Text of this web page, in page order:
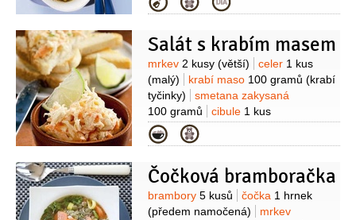
2 kusy
cibule1 kus
smetana na
80 gramů
muškátový květ(mletý)
Salát s krabím masem
Suroviny
mrkev 2 kusy (větší) celer 1 kus
(malý)
krabí maso 100 gramů (krabí
tyčinky)
smetana zakysaná
100 gramů
cibule 1 kus
(malá)
cibulka jarní
1/2kusu
hořčice dijonská
Kategorie
Čočková bramboračka
Suroviny
brambory 5 kusů čočka 1 hrnek
(předem namočená)
mrkev